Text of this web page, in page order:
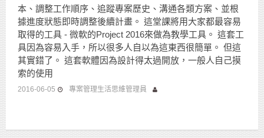
本、調整工作順序、追蹤專案歷史、溝通各類方案、並根
據進度狀態即時調整後續計畫。 這堂課將用大家都最容易
取得的工具 - 微軟的Project 2016來做為教學工具。 這套工
具因為容易入手，所以很多人自以為這東西很簡單。 但這
其實錯了。 這套軟體因為設計得太過開放，一般人自己摸
索的使用
2016-06-05 專案管理生活思維管理員